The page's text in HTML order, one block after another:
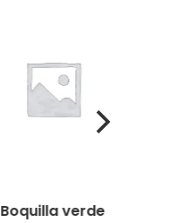
Boquilla verde